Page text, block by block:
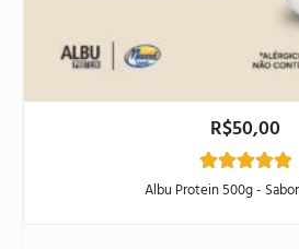
R$50,00
Avaliado
como
1
Albu Protein 500g -